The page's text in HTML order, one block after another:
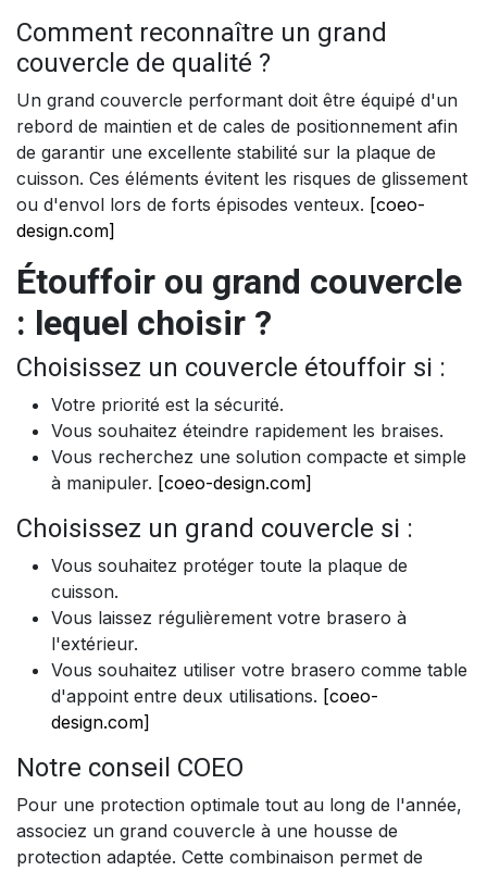
Comment reconnaître un grand
couvercle de qualité ?
Un grand couvercle performant doit être équipé d'un
rebord de maintien et de cales de positionnement afin
de garantir une excellente stabilité sur la plaque de
cuisson. Ces éléments évitent les risques de glissement
ou d'envol lors de forts épisodes venteux. [coeo-
design.com]
Étouffoir ou grand couvercle
: lequel choisir ?
Choisissez un couvercle étouffoir si :
Votre priorité est la sécurité.
Vous souhaitez éteindre rapidement les braises.
Vous recherchez une solution compacte et simple
à manipuler. [coeo-design.com]
Choisissez un grand couvercle si :
Vous souhaitez protéger toute la plaque de
cuisson.
Vous laissez régulièrement votre brasero à
l'extérieur.
Vous souhaitez utiliser votre brasero comme table
d'appoint entre deux utilisations. [coeo-
design.com]
Notre conseil COEO
Pour une protection optimale tout au long de l'année,
associez un grand couvercle à une housse de
protection adaptée. Cette combinaison permet de